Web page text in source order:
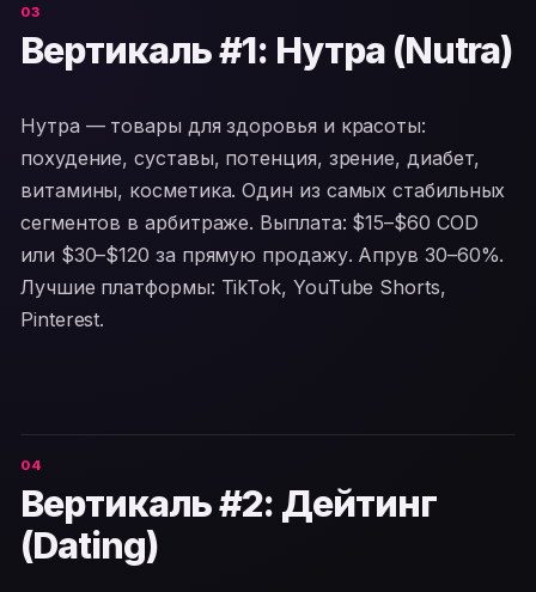
Вертикаль #1: Нутра (Nutra)
Нутра — товары для здоровья и красоты:
похудение, суставы, потенция, зрение, диабет,
витамины, косметика. Один из самых стабильных
сегментов в арбитраже. Выплата: $15–$60 COD
или $30–$120 за прямую продажу. Апрув 30–60%.
Лучшие платформы: TikTok, YouTube Shorts,
Pinterest.
Вертикаль #2: Дейтинг
(Dating)